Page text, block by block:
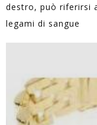
destro, può riferirsi
legami di sangue